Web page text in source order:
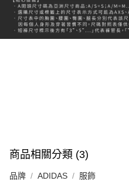
商品相關分類 (3)
品牌 ADIDAS 服飾